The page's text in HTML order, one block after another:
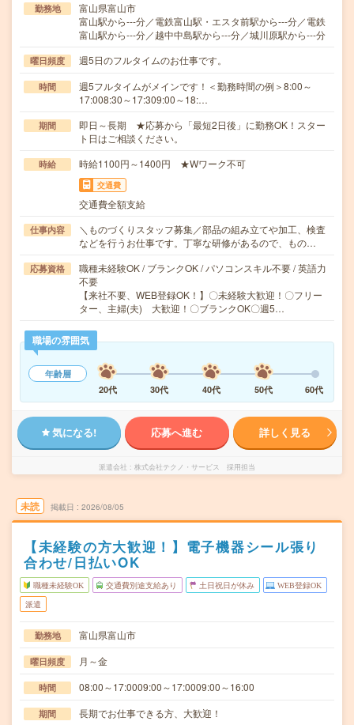
勤務地
富山県富山市
富山駅から---分／電鉄富山駅・エスタ前駅から---分／電鉄
富山駅から---分／越中中島駅から---分／城川原駅から---分
曜日頻度 週5日のフルタイムのお仕事です。
時間
週5フルタイムがメインです！＜勤務時間の例＞8:00～
17:008:30～17:309:00～18:…
期間
即日～長期 ★応募から「最短2日後」に勤務OK！スター
ト日はご相談ください。
時給 時給1100円～1400円 ★Wワーク不可
交通費
交通費全額支給
仕事内容
＼ものづくりスタッフ募集／部品の組み立てや加工、検査
などを行うお仕事です。丁寧な研修があるので、もの…
応募資格
職種未経験OK / ブランクOK / パソコンスキル不要 / 英語力
不要
【来社不要、WEB登録OK！】〇未経験大歓迎！〇フリー
ター、主婦(夫) 大歓迎！〇ブランクOK〇週5…
職場の雰囲気
年齢層
20代
30代 40代 50代 60代
気になる! 応募へ進む 詳しく見る
派遣会社 株式会社テクノ・サービス 採用担当
未読 掲載日 2026/08/05
【未経験の方大歓迎！】電子機器シール張り
合わせ/日払いOK
職種未経験OK 交通費別途支給あり 土日祝日が休み WEB登録OK
派遣
勤務地 富山県富山市
曜日頻度 月～金
時間 08:00～17:0009:00～17:0009:00～16:00
期間 長期でお仕事できる方、大歓迎！